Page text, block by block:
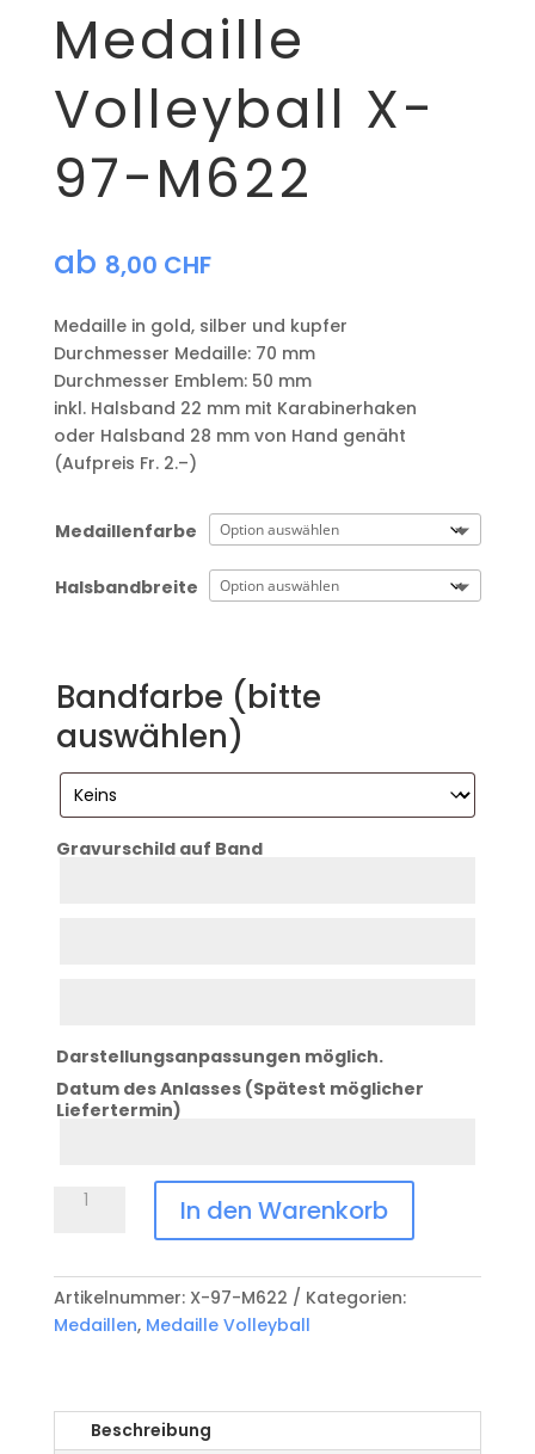
Medaille
Volleyball X-
97-M622
ab 8,00 CHF
Medaille in gold, silber und kupfer
​Durchmesser Medaille: 70 mm
Durchmesser Emblem: 50 mm
​inkl. Halsband 22 mm mit Karabinerhaken
oder Halsband 28 mm von Hand genäht
(Aufpreis Fr. 2.–)
Medaillenfarbe
Halsbandbreite
Bandfarbe (bitte
auswählen)
Gravurschild auf Band
Darstellungsanpassungen möglich.
Datum des Anlasses (Spätest möglicher
Liefertermin)
Medaille
97-
M622
Menge
In den Warenkorb
Artikelnummer: X-97-M622
Kategorien:
Medaillen, Medaille Volleyball
Beschreibung